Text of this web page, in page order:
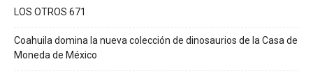
LOS OTROS 671
Coahuila domina la nueva colección de dinosaurios de la Casa de
Moneda de México